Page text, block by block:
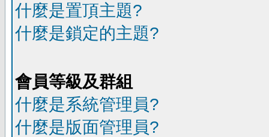
什麼是置頂主題?
什麼是鎖定的主題?
會員等級及群組
什麼是系統管理員?
什麼是版面管理員?